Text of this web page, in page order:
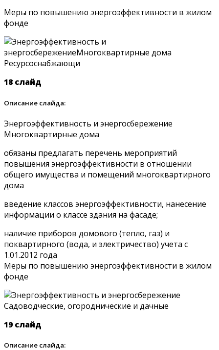
Меры по повышению энергоэффективности в жилом
фонде
18 слайд
Описание слайда:
Энергоэффективность и энергосбережение
Многоквартирные дома
обязаны предлагать перечень мероприятий
повышения энергоэффективности в отношении
общего имущества и помещений многоквартирного
дома
введение классов энергоэффективности, нанесение
информации о классе здания на фасаде;
наличие приборов домового (тепло, газ) и
поквартирного (вода, и электричество) учета с
1.01.2012 года
Меры по повышению энергоэффективности в жилом
фонде
19 слайд
Описание слайда: